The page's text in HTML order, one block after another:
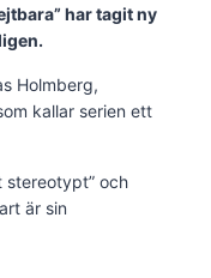
har tagit ny
Holmberg,
kallar serien ett
stereotypt” och
är sin